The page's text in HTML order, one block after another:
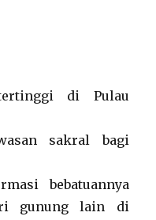
di Pulau
sakral bagi
bebatuannya
gunung lain di